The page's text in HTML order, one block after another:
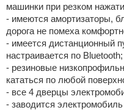
машинки при резком
- имеются амортизаторы,
дорога не помеха
- имеется дистанционный
настраивается по Bluetooth;
- резиновые
кататься по любой
- все 4 дверцы
- заводится